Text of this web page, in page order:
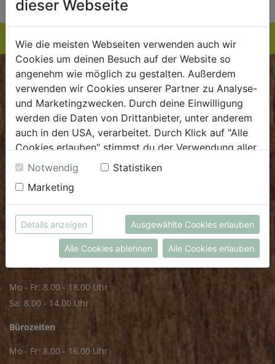
BIOKISTE
Kundenservice
Mo - Do: 8.00 - 16.00 Uhr
Fr: 8.00 - 15.00 Uhr
.dieBiokiste@biohof.at
.+43 7272 2597
FRISCHMARKT
Mo - Fr: 8.00 - 18.00 Uhr
Sa: 8.00 - 14.00 Uhr
Bürozeiten
Mo - Fr: 8.00 - 16.00 Uhr
dieser Webseite
Wie die meisten Webseiten verwenden auch wir
Cookies um deinen Besuch auf der Website so
angenehm wie möglich zu gestalten. Außerdem
verwenden wir Cookies unserer Partner zu Analyse-
und Marketingzwecken. Durch deine Einwilligung
werden die Daten von Drittanbieter, unter anderem
auch in den USA, verarbeitet. Durch Klick auf "Alle
Cookies erlauben" stimmst du der Verwendung aller
Cookies zu. Unter "Details anzeigen" findest du alle
Infos zu den unterschiedlichen Cookies, du kannst
auch entscheiden, welche Cookies du erlauben
möchtest.
Weitere Informationen findest du in unserer
Datenschutzerklärung
bzw. imImpressum
Notwendig
Statistiken
Marketing
Details anzeigen Ausgewählte Cookies erlauben
Alle Cookies ablehnen Alle Cookies erlauben